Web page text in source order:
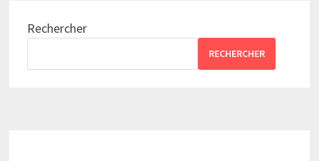
Rechercher
RECHERCHER